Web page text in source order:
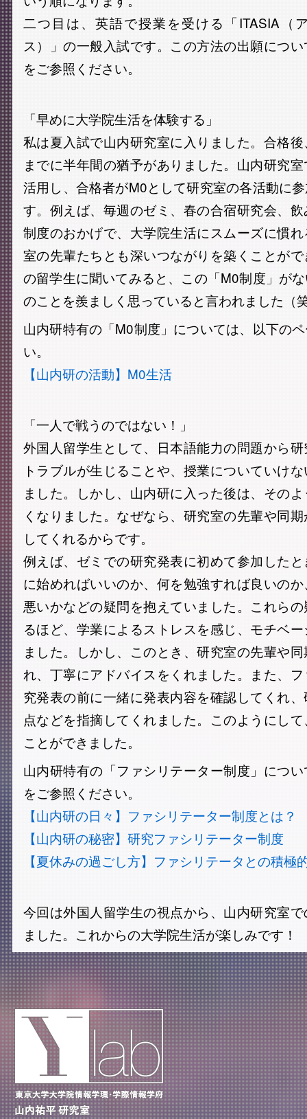
二つ目は、英語で授業を受ける「ITASIA（
ス）」の一般入試です。この方法の出願につ
をご参照ください。
「早めに大学院生活を体験する」
私は夏入試で山内研究室に入りました。合格
までに半年間の猶予がありました。山内研究
活用し、合格者がM0として研究室の各活動に
す。例えば、毎週のゼミ、春の合宿研究会、
制度のおかげで、大学院生活にスムーズに慣
室の先輩たちとも深いつながりを築くことが
の留学生に聞いてみると、この「M0制度」が
のことを羨ましく思っていると言われました（
山内研特有の「M0制度」については、以下の
い。
【山内研の活動】M0生活
「一人で戦うのではない！」
外国人留学生として、日本語能力の問題から
トラブルが生じることや、授業についていけ
ました。しかし、山内研に入った後は、その
くなりました。なぜなら、研究室の先輩や同
してくれるからです。
例えば、ゼミでの研究発表に初めて参加した
に始めればいいのか、何を勉強すれば良いの
悪いかなどの疑問を抱えていました。これら
るほど、学業によるストレスを感じ、モチベ
ました。しかし、このとき、研究室の先輩や
れ、丁寧にアドバイスをくれました。また、
究発表の前に一緒に発表内容を確認してくれ
点などを指摘してくれました。このようにし
ことができました。
山内研特有の「ファシリテーター制度」につ
をご参照ください。
【山内研の日々】ファシリテーター制度とは？
【山内研の秘密】研究ファシリテーター制度
【夏休みの過ごし方】ファシリテータとの積極
今回は外国人留学生の視点から、山内研究室
ました。これからの大学院生活が楽しみです！